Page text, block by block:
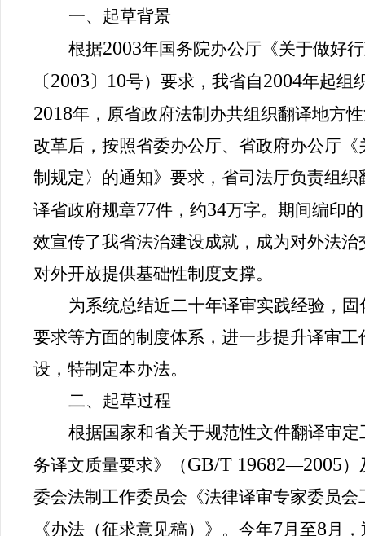
一、起草背景
根据2003年国务院办公厅《关于做好
〔2003〕 10号）要求，我省自2004年起组
2018年，原省政府法制办共组织翻译地方
改革后，按照省委办公厅、省政府办公厅
制规定〉的通知》要求，省司法厅负责组
译省政府规章77件，约34万字。期间编印
效宣传了我省法治建设成就，成为对外法
对外开放提供基础性制度支撑。
为系统总结近二十年译审实践经验，
要求等方面的制度体系，进一步提升译审
设，特制定本办法。
二、起草过程
根据国家和省关于规范性文件翻译审
务译文质量要求》（GB/T 19682—2005
委会法制工作委员会《法律译审专家委员
《办法（征求意见稿）》。今年7月至8月